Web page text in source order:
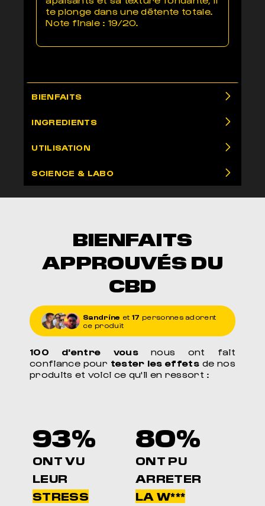
te plonge dans une détente totale.
Note finale : 19/20.
BIENFAITS
INGREDIENTS
UTILISATION
SCIENCE & LABO
BIENFAITS
APPROUVÉS DU
CBD
Sandrine et 17 personnes adorent
ce produit
100 d'entre vousnous ont fait
confiance pour tester les effets de nos
produits et voici ce qu'il en ressort :
93%
ONT VU
LEUR
STRESS
80%
ONT PU
ARRETER
LA W***